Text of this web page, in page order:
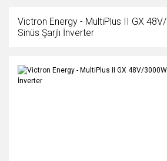
Victron Energy - MultiPlus II GX
Sinüs Şarjlı İnverter